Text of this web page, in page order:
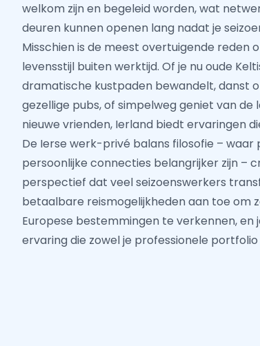
welkom zijn en begeleid worden, wat
deuren kunnen openen lang nadat je
Misschien is de meest overtuigende reden
levensstijl buiten werktijd. Of je nu oude
dramatische kustpaden bewandelt, danst
gezellige pubs, of simpelweg geniet van
nieuwe vrienden, Ierland biedt ervaringen
De Ierse werk-privé balans filosofie –
persoonlijke connecties belangrijker zijn –
perspectief dat veel seizoenswerkers
betaalbare reismogelijkheden aan toe om
Europese bestemmingen te verkennen, en
ervaring die zowel je professionele